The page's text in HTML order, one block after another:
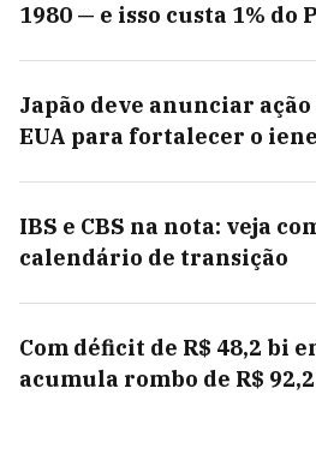
1980 — e isso custa 1% do
Japão deve anunciar
EUA para fortalecer o iene
IBS e CBS na nota: veja
calendário de transição
Com déficit de R$ 48,2 bi
acumula rombo de R$